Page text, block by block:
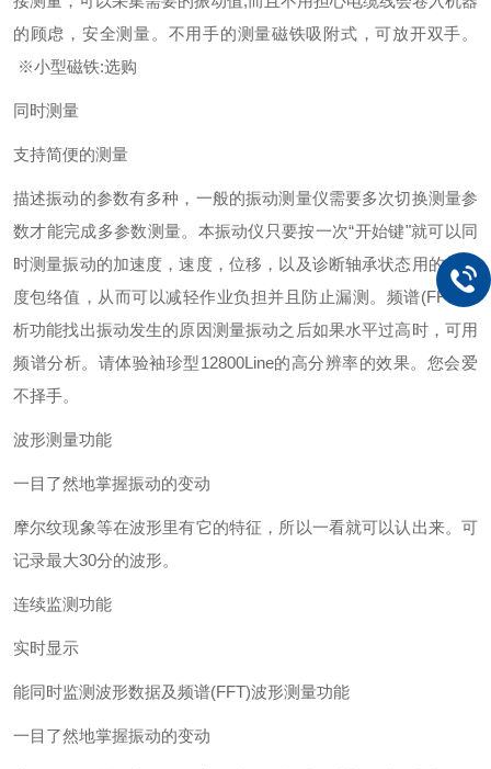
的顾虑，安全测量。 不用手的测量磁铁吸附式，可放开双手。
※小型磁铁:选购
同时测量
支持简便的测量
描述振动的参数有多种，一般的振动测量仪需要多次切换测量参
数才能完成多参数测量。本振动仪只要按一次“开始键"就可以同
时测量振动的加速度，速度，位移，以及诊断轴承状态用的加速
度包络值，从而可以减轻作业负担并且防止漏测。 频谱(FFT)分
析功能找出振动发生的原因测量振动之后如果水平过高时，可用
频谱分析。请体验袖珍型12800Line的高分辨率的效果。您会爱
不择手。
波形测量功能
一目了然地掌握振动的变动
摩尔纹现象等在波形里有它的特征，所以一看就可以认出来。可
记录最大30分的波形。
连续监测功能
实时显示
能同时监测波形数据及频谱(FFT)波形测量功能
一目了然地掌握振动的变动